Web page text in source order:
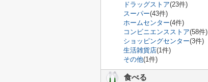
ドラッグストア(23件)
スーパー(43件)
ホームセンター(4件)
コンビニエンスストア(58件)
ショッピングセンター(3件)
生活雑貨店(1件)
その他(1件)
食べる